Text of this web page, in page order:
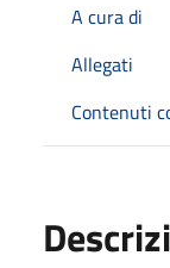
A cura di
Allegati
Contenuti